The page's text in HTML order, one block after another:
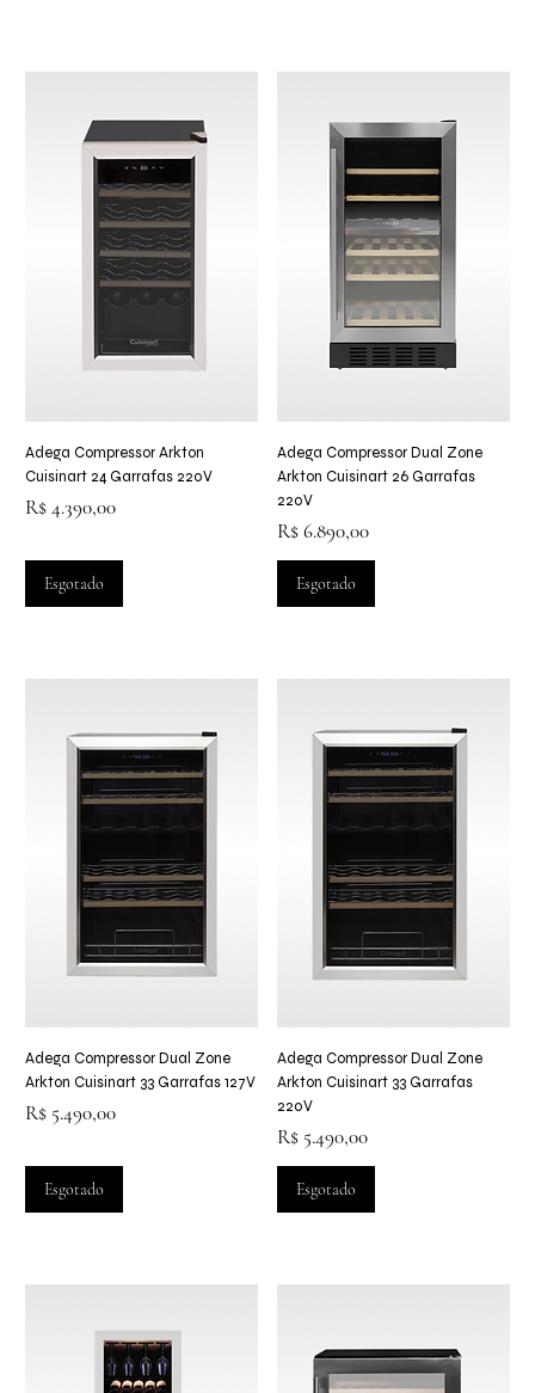
Adega Compressor Arkton
Cuisinart 24 Garrafas 220V
Preço
R$ 4.390,00
Esgotado
Adega Compressor Dual Zone
Arkton Cuisinart 26 Garrafas
220V
Preço
R$ 6.890,00
Esgotado
Adega Compressor Dual Zone
Arkton Cuisinart 33 Garrafas 127V
Preço
R$ 5.490,00
Esgotado
Adega Compressor Dual Zone
Arkton Cuisinart 33 Garrafas
220V
Preço
R$ 5.490,00
Esgotado